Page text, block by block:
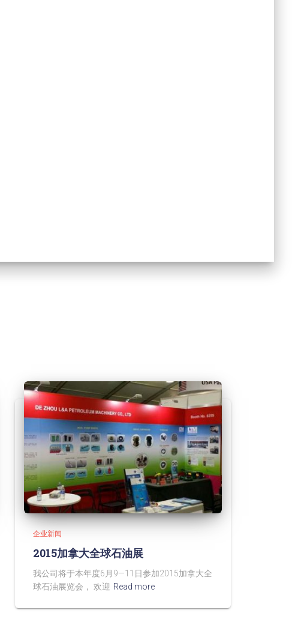
企业新闻
2015加拿大全球石油展
我公司将于本年度6月9—11日参加2015加拿大全
球石油展览会， 欢迎 Read more